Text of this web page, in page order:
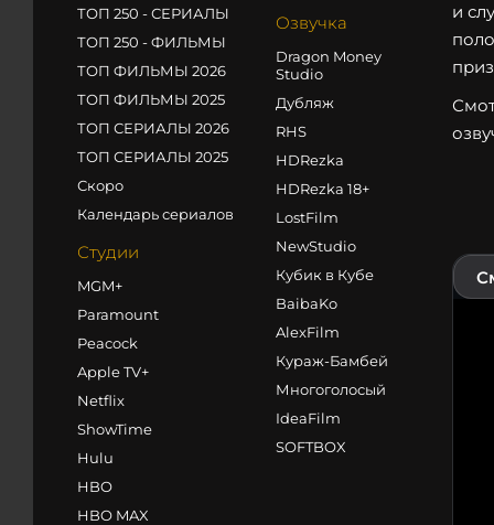
ТОП 250 - СЕРИАЛЫ
ТОП 250 - ФИЛЬМЫ
ТОП ФИЛЬМЫ 2026
ТОП ФИЛЬМЫ 2025
ТОП СЕРИАЛЫ 2026
ТОП СЕРИАЛЫ 2025
Скоро
Календарь сериалов
Студии
MGM+
Paramount
Peacock
Apple TV+
Netflix
ShowTime
Hulu
HBO
HBO MAX
Озвучка
Dragon Money
Studio
Дубляж
RHS
HDRezka
HDRezka 18+
LostFilm
NewStudio
Кубик в Кубе
BaibaKo
AlexFilm
Кураж-Бамбей
Многоголосый
IdeaFilm
SOFTBOX
и